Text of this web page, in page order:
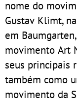
nome do
Gustav Klimt,
em
movimento Art
seus principais
também como
movimento da